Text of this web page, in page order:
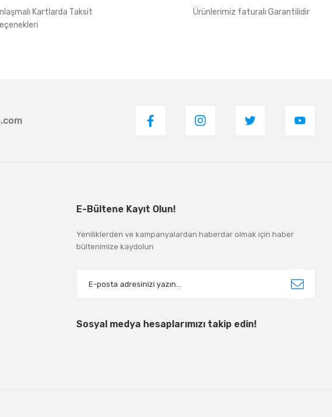
Kartlarda Taksit
Ürünlerimiz faturalı Garantilidir
E-Bültene Kayıt Olun!
Yeniliklerden ve kampanyalardan haberdar olmak için haber
bültenimize kaydolun
Sosyal medya hesaplarımızı takip edin!